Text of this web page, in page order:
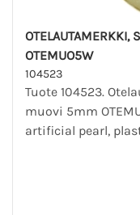
OTELAUTAMERKKI,
OTEMUO5W
104523
Tuote 104523.
muovi 5mm
artificial pearl,